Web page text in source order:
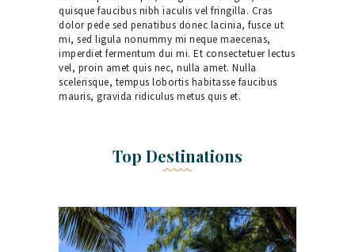
quisque faucibus nibh iaculis vel fringilla. Cras
dolor pede sed penatibus donec lacinia, fusce ut
mi, sed ligula nonummy mi neque maecenas,
imperdiet fermentum dui mi. Et consectetuer lectus
vel, proin amet quis nec, nulla amet. Nulla
scelerisque, tempus lobortis habitasse faucibus
mauris, gravida ridiculus metus quis et.
Top Destinations